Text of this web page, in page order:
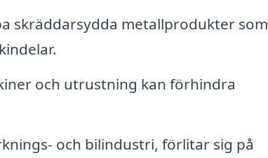
skräddarsydda metallprodukter som
och utrustning kan förhindra
och bilindustri, förlitar sig på